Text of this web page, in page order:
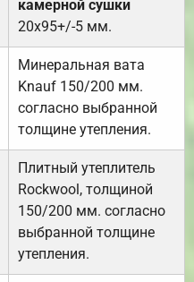
камерной сушки
20х95+/-5 мм.
Минеральная вата
Knauf 150/200 мм.
согласно выбранной
толщине утепления.
Плитный утеплитель
Rockwool, толщиной
150/200 мм. согласно
выбранной толщине
утепления.